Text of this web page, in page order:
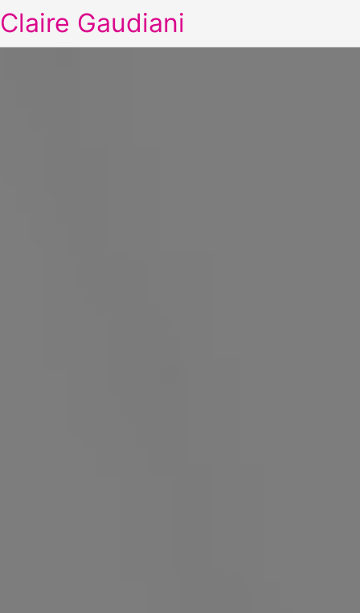
Claire Gaudiani